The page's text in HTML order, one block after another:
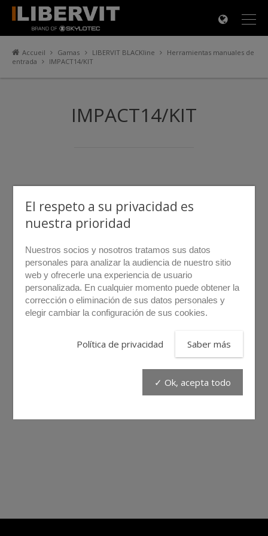
Accueil Gamas LIBERVIT BLACKline
Herramientas manuales de
entrada
IMPACT14/KIT
IMPACT14/KIT
×
El respeto a su privacidad es
nuestra prioridad
Nuestros socios y nosotros tratamos sus datos
personales para analizar la audiencia de nuestro sitio
web y ofrecerle una experiencia de usuario
personalizada. En cualquier momento puede obtener la
corrección o eliminación de sus datos personales y
elegir cambiar la configuración de sus cookies.
Política de privacidad Saber más
✓ Ok, acepta todo